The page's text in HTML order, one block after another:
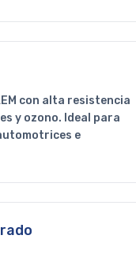
con alta resistencia
y ozono. Ideal para
e